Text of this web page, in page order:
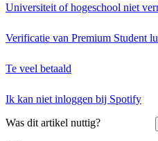
Universiteit of hogeschool niet
Verificatie van Premium Student
Te veel betaald
Ik kan niet inloggen bij Spotify
Was dit artikel nuttig?